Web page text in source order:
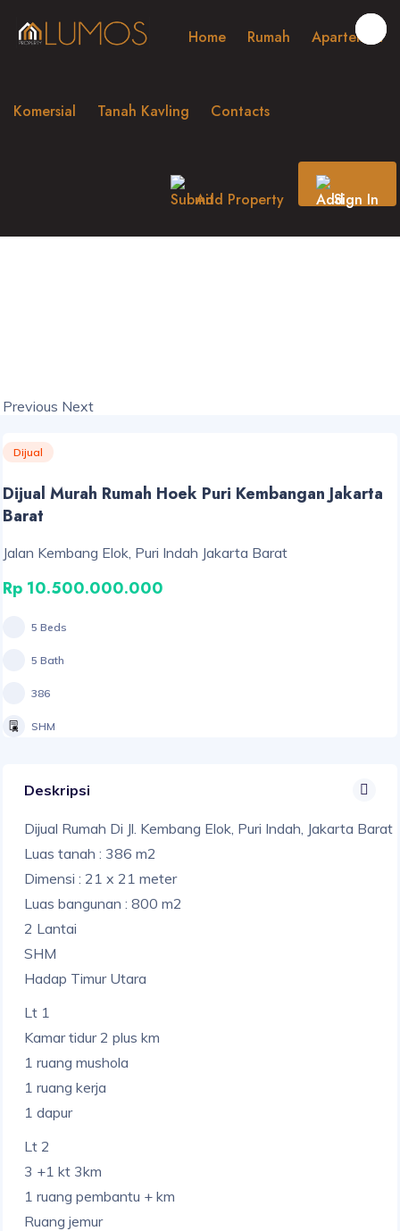
Home Rumah Apartemen
Komersial Tanah Kavling Contacts
Add Property Sign In
Previous Next
Dijual
Dijual Murah Rumah Hoek Puri Kembangan Jakarta
Barat
Jalan Kembang Elok, Puri Indah Jakarta Barat
Rp 10.500.000.000
5 Beds
5 Bath
386
SHM
Deskripsi
Dijual Rumah Di Jl. Kembang Elok, Puri Indah, Jakarta Barat
Luas tanah : 386 m2
Dimensi : 21 x 21 meter
Luas bangunan : 800 m2
2 Lantai
SHM
Hadap Timur Utara
Lt 1
Kamar tidur 2 plus km
1 ruang mushola
1 ruang kerja
1 dapur
Lt 2
3 +1 kt 3km
1 ruang pembantu + km
Ruang jemur